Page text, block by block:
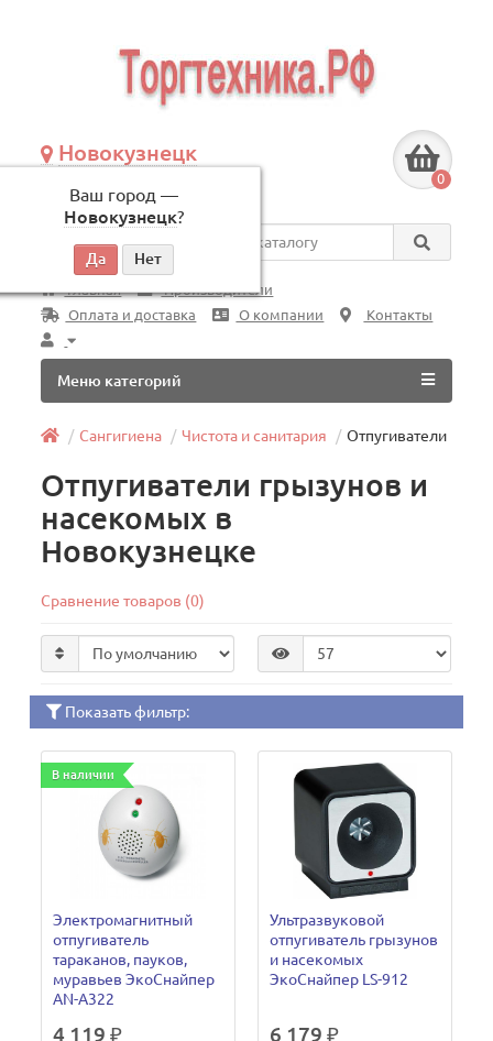
Новокузнецк
Ваш город —
Новокузнецк?
по будням, с 09:00 до 18:00
0
Везде
Главная
Производители
Оплата и доставка
О компании Контакты
Меню категорий
Сангигиена Чистота и санитария Отпугиватели
Отпугиватели грызунов и
насекомых в
Новокузнецке
Сравнение товаров (0)
Показать фильтр:
В наличии
Электромагнитный
отпугиватель
тараканов, пауков,
муравьев ЭкоСнайпер
AN-A322
4 119 ₽
Ультразвуковой
отпугиватель грызунов
и насекомых
ЭкоСнайпер LS-912
6 179 ₽